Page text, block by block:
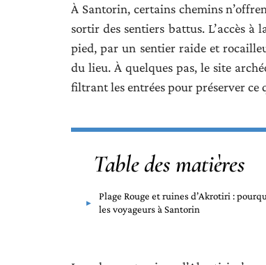
À Santorin, certains chemins
sortir des sentiers battus. L’accès à
pied, par un sentier raide et
du lieu. À quelques pas, le site
filtrant les entrées pour préserver ce
Table des matières
Plage Rouge et ruines d’Akrotiri :
les voyageurs à Santorin